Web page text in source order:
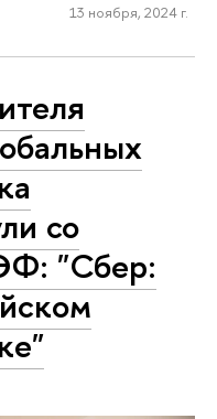
13 ноября, 2024 г.
со
"Сбер: